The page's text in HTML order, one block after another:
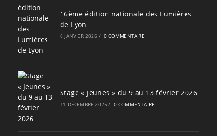
16ème édition nationale des Lumières
de Lyon
6 JANVIER 2026 / 0 COMMENTAIRE
Stage « Jeunes » du 9 au 13 février 2026
11 DÉCEMBRE 2025 / 0 COMMENTAIRE